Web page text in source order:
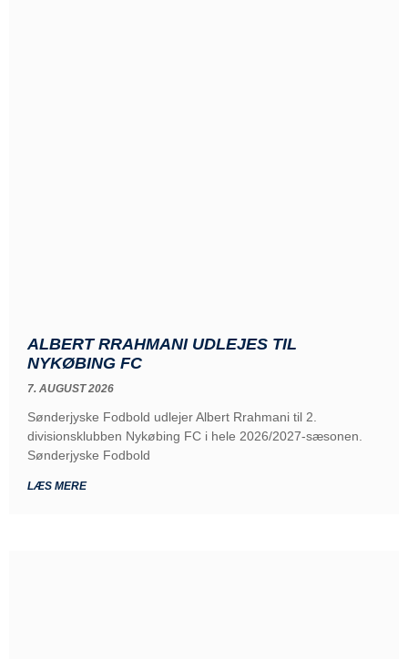
ALBERT RRAHMANI UDLEJES TIL
NYKØBING FC
7. AUGUST 2026
Sønderjyske Fodbold udlejer Albert Rrahmani til 2.
divisionsklubben Nykøbing FC i hele 2026/2027-sæsonen.
Sønderjyske Fodbold
LÆS MERE